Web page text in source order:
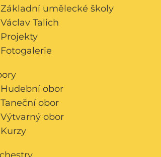
Základní umělecké školy
Václav Talich
Projekty
Fotogalerie
Hudební obor
Taneční obor
Výtvarný obor
Kurzy